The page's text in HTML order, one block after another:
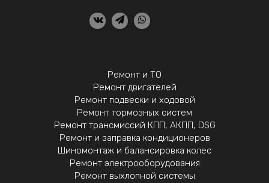
Ремонт и ТО
Ремонт двигателей
Ремонт подвески и ходовой
Ремонт тормозных систем
Ремонт трансмиссий КПП, АКПП, DSG
Ремонт и заправка кондиционеров
Шиномонтаж и балансировка колес
Ремонт электрооборудования
Ремонт выхлопной системы